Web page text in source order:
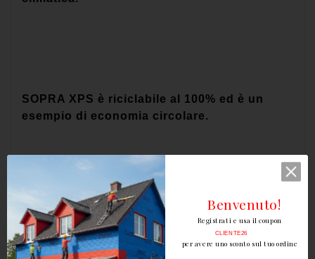
SOPRA XPS è riciclabile al 100% ed è un
esempio di economia circolare.
Gli edifici coibentati con SOPRA XPS
garantiscono un’elevata efficienza
energetica ed elevati livelli di comfort, sia in
Registrati e usa il coupon
per avere uno sconto sul tuo ordine
CLIENTE26
Benvenuto!